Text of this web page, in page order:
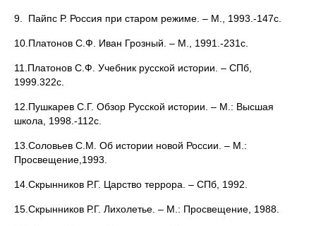
9. Пайпс Р. Россия при старом режиме. – М., 1993.-147с.
10.Платонов С.Ф. Иван Грозный. – М., 1991.-231с.
11.Платонов С.Ф. Учебник русской истории. – СПб,
1999.322с.
12.Пушкарев С.Г. Обзор Русской истории. – М.: Высшая
школа, 1998.-112с.
13.Соловьев С.М. Об истории новой России. – М.:
Просвещение,1993.
14.Скрынников Р.Г. Царство террора. – СПб, 1992.
15.Скрынников Р.Г. Лихолетье. – М.: Просвещение, 1988.